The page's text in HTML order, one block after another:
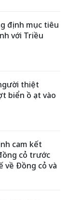
định mục tiêu
với Triều
thiệt
biển ồ ạt vào
cam kết
cỏ trước
về Đồng cỏ và